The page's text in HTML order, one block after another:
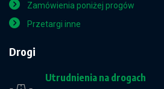
Zamówienia poniżej progów
Przetargi inne
Drogi
Utrudnienia na drogach